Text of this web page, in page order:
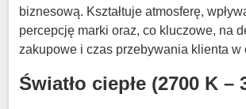
biznesową. Kształtuje atmosferę,
percepcję marki oraz, co kluczowe, na
zakupowe i czas przebywania klienta w
Światło ciepłe (2700 K –